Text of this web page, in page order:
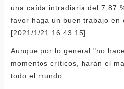
una caída intradiaria del 7,87
favor haga un buen trabajo en
[2021/1/21 16:43:15]
Aunque por lo general "no
momentos críticos, harán el
todo el mundo.